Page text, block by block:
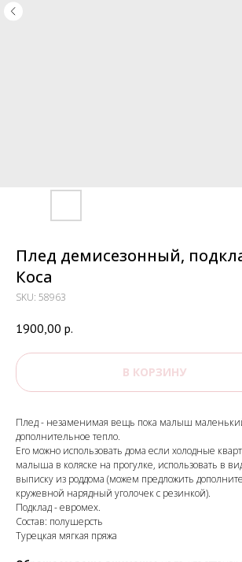
Плед демисезонный,
Коса
SKU: 58963
1900,00 р.
В КОРЗИНУ
Плед - незаменимая вещь пока малыш
дополнительное тепло.
Его можно использовать дома если холодные
малыша в коляске на прогулке, использовать в
выписку из роддома (можем предложить
кружевной нарядный уголочек с резинкой).
Подклад - евромех.
Состав: полушерсть
Турецкая мягкая пряжа